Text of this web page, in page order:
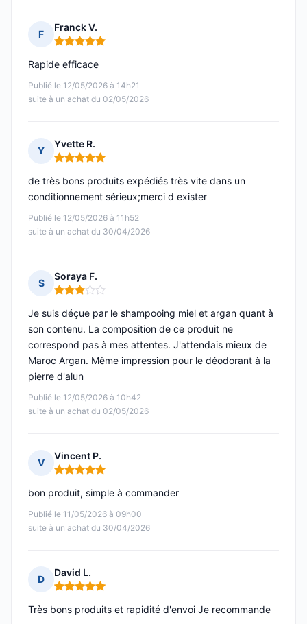
F
Franck V.
Note : 5 sur 5
Publié le 12/05/2026 à 14h21
suite à un achat du 02/05/2026
Rapide efficace
Y
Yvette R.
Note : 5 sur 5
Publié le 12/05/2026 à 11h52
suite à un achat du 30/04/2026
de très bons produits expédiés très vite dans un
conditionnement sérieux;merci d exister
S
Soraya F.
Note : 3 sur 5
Publié le 12/05/2026 à 10h42
suite à un achat du 02/05/2026
Je suis déçue par le shampooing miel et argan quant à
son contenu. La composition de ce produit ne
correspond pas à mes attentes. J'attendais mieux de
Maroc Argan. Même impression pour le déodorant à la
pierre d'alun
V
Vincent P.
Note : 5 sur 5
Publié le 11/05/2026 à 09h00
suite à un achat du 30/04/2026
bon produit, simple à commander
D
David L.
Note : 5 sur 5
Très bons produits et rapidité d'envoi Je recommande